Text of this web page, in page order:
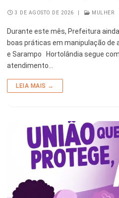
3 DE AGOSTO DE 2026 MULHER
Durante este mês, Prefeitura
boas práticas em manipulação de
e Sarampo Hortolândia segue
atendimento…
LEIA MAIS →